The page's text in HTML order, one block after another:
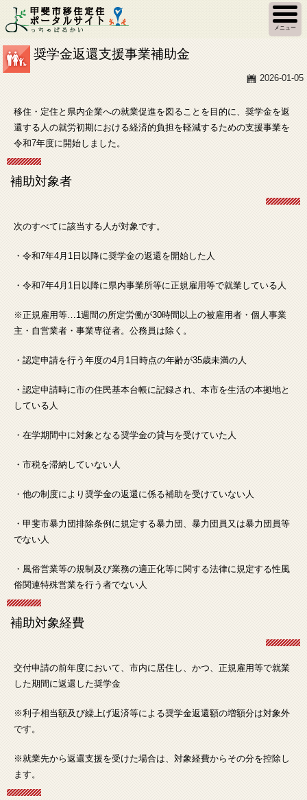
メニュー
奨学金返還支援事業補助金
2026-01-05
移住・定住と県内企業への就業促進を図ることを目的に、奨学金を返
還する人の就労初期における経済的負担を軽減するための支援事業を
令和7年度に開始しました。
補助対象者
次のすべてに該当する人が対象です。
・令和7年4月1日以降に奨学金の返還を開始した人
・令和7年4月1日以降に県内事業所等に正規雇用等で就業している人
※正規雇用等…1週間の所定労働が30時間以上の被雇用者・個人事業
主・自営業者・事業専従者。公務員は除く。
・認定申請を行う年度の4月1日時点の年齢が35歳未満の人
・認定申請時に市の住民基本台帳に記録され、本市を生活の本拠地と
している人
・在学期間中に対象となる奨学金の貸与を受けていた人
・市税を滞納していない人
・他の制度により奨学金の返還に係る補助を受けていない人
・甲斐市暴力団排除条例に規定する暴力団、暴力団員又は暴力団員等
でない人
・風俗営業等の規制及び業務の適正化等に関する法律に規定する性風
俗関連特殊営業を行う者でない人
補助対象経費
交付申請の前年度において、市内に居住し、かつ、正規雇用等で就業
した期間に返還した奨学金
※利子相当額及び繰上げ返済等による奨学金返還額の増額分は対象外
です。
※就業先から返還支援を受けた場合は、対象経費からその分を控除し
ます。